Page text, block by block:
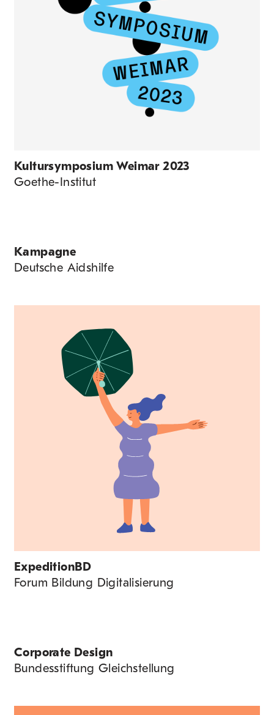
Kultursymposium Weimar 2023
Goethe-Institut
Kampagne
Deutsche Aidshilfe
ExpeditionBD
Forum Bildung Digitalisierung
Corporate Design
Bundesstiftung Gleichstellung